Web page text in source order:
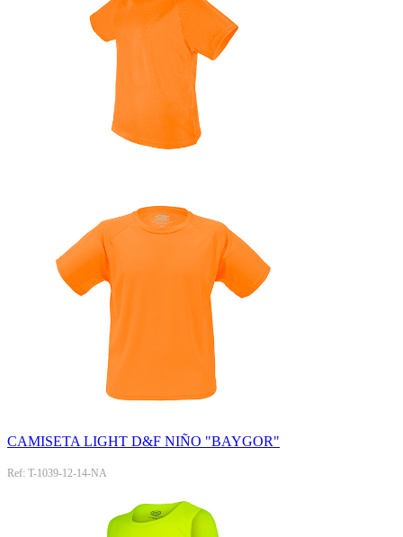
CAMISETA LIGHT D&F NIÑO "BAYGOR"
Ref: T-1039-12-14-NA